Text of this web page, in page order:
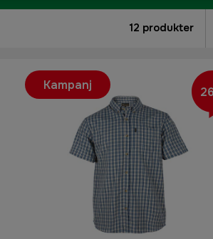
12 produkter
Kampanj